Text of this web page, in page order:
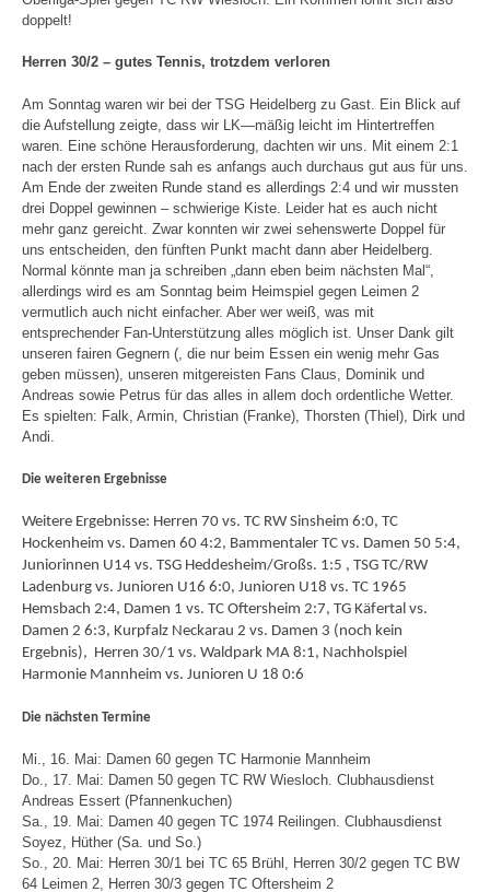
doppelt!
Herren 30/2 – gutes Tennis, trotzdem verloren
Am Sonntag waren wir bei der TSG Heidelberg zu Gast. Ein Blick auf
die Aufstellung zeigte, dass wir LK—mäßig leicht im Hintertreffen
waren. Eine schöne Herausforderung, dachten wir uns. Mit einem 2:1
nach der ersten Runde sah es anfangs auch durchaus gut aus für uns.
Am Ende der zweiten Runde stand es allerdings 2:4 und wir mussten
drei Doppel gewinnen – schwierige Kiste. Leider hat es auch nicht
mehr ganz gereicht. Zwar konnten wir zwei sehenswerte Doppel für
uns entscheiden, den fünften Punkt macht dann aber Heidelberg.
Normal könnte man ja schreiben „dann eben beim nächsten Mal“,
allerdings wird es am Sonntag beim Heimspiel gegen Leimen 2
vermutlich auch nicht einfacher. Aber wer weiß, was mit
entsprechender Fan-Unterstützung alles möglich ist. Unser Dank gilt
unseren fairen Gegnern (, die nur beim Essen ein wenig mehr Gas
geben müssen), unseren mitgereisten Fans Claus, Dominik und
Andreas sowie Petrus für das alles in allem doch ordentliche Wetter.
Es spielten: Falk, Armin, Christian (Franke), Thorsten (Thiel), Dirk und
Andi.
Die weiteren Ergebnisse
Weitere Ergebnisse: Herren 70 vs. TC RW Sinsheim 6:0, TC
Hockenheim vs. Damen 60 4:2, Bammentaler TC vs. Damen 50 5:4,
Juniorinnen U14 vs. TSG Heddesheim/Großs. 1:5 , TSG TC/RW
Ladenburg vs. Junioren U16 6:0, Junioren U18 vs. TC 1965
Hemsbach 2:4, Damen 1 vs. TC Oftersheim 2:7, TG Käfertal vs.
Damen 2 6:3, Kurpfalz Neckarau 2 vs. Damen 3 (noch kein
Ergebnis), Herren 30/1 vs. Waldpark MA 8:1, Nachholspiel
Harmonie Mannheim vs. Junioren U 18 0:6
Die nächsten Termine
Mi., 16. Mai: Damen 60 gegen TC Harmonie Mannheim
Do., 17. Mai: Damen 50 gegen TC RW Wiesloch. Clubhausdienst
Andreas Essert (Pfannenkuchen)
Sa., 19. Mai: Damen 40 gegen TC 1974 Reilingen. Clubhausdienst
Soyez, Hüther (Sa. und So.)
So., 20. Mai: Herren 30/1 bei TC 65 Brühl, Herren 30/2 gegen TC BW
64 Leimen 2, Herren 30/3 gegen TC Oftersheim 2